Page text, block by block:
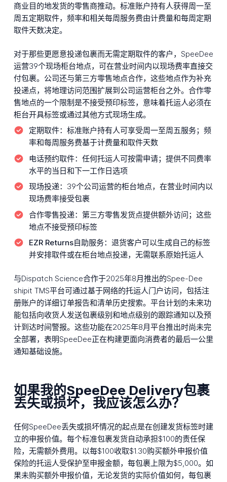
商业目的地发货的零售商推动。标准账户持有人获得周一至
周五定期取件，频率和相关每周服务费由计费量和每周定期
取件天数决定。
对于那些更愿意投递包裹而无需定期取件的客户，SpeeDee
运营39个现场柜台地点，可在营业时间内以现场费率直接交
付包裹。公司还与第三方零售地点合作，这些地点作为补充
投递点，将地理访问范围扩展到公司运营柜台之外。合作零
售地点的一个限制是不接受预印标签，意味着托运人必须在
柜台开具标签或通过其他方式现场生成。
定期取件： 标准账户持有人可享受周一至周五服务；频
率和每周服务费基于计费量和取件天数
电话预约取件： 任何托运人可按需申请；提供不同费率
水平的当日和下一工作日选项
现场投递： 39个公司运营的柜台地点，在营业时间内以
现场费率接受包裹
合作零售投递： 第三方零售发货点提供额外访问；这些
地点不接受预印标签
EZR Returns自助服务： 退货客户可以生成自己的标签
并安排取件或在柜台地点投递，无需联系原始托运人
与Dispatch Science合作于2025年8月推出的Spee-Dee
shipit TMS平台可通过基于网络的托运人门户访问，包括注
册账户的详细订单报告和清单历史搜索。平台计划的未来功
能包括向收货人发送包裹级别和地点级别的跟踪通知以及预
计到达时间警报。这些功能在2025年8月平台推出时尚未完
全部署，表明SpeeDee正在构建更面向消费者的最后一公里
通知基础设施。
如果我的SpeeDee Delivery包裹
丢失或损坏，我应该怎么办？
任何SpeeDee丢失或损坏情况的起点是在创建发货标签时建
立的申报价值。每个标准包裹发货自动承担$100的责任保
险，无需额外费用。以每$100收取$1.30购买额外申报价值
保险的托运人受保护至申报金额，每包裹上限为$5,000。如
果未购买额外申报价值，无论发货的实际价值如何，每包裹